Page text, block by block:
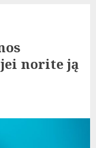
norite ją